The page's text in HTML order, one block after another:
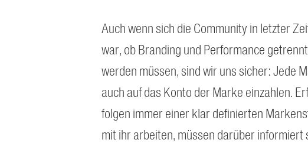
Auch wenn sich die Community in letzter
war, ob Branding und Performance
werden müssen, sind wir uns sicher: Jede
auch auf das Konto der Marke einzahlen.
folgen immer einer klar definierten
mit ihr arbeiten, müssen darüber informiert